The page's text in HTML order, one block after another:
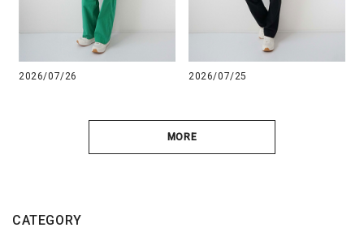
2026/07/26 2026/07/25
MORE
CATEGORY